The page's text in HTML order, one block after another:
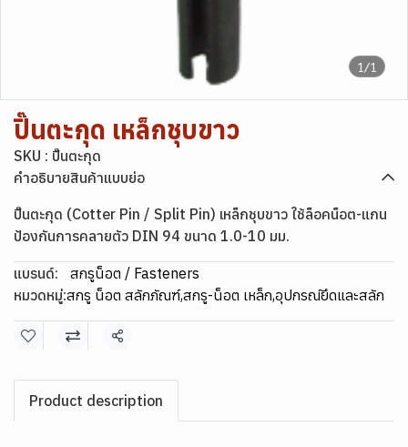
1/1
ปิ๊นตะกุด เหล็กชุบขาว
SKU : ปิ๊นตะกุด
คำอธิบายสินค้าแบบย่อ
ปิ๊นตะกุด (Cotter Pin / Split Pin) เหล็กชุบขาว ใช้ล็อคน็อต-แกน
ป้องกันการคลายตัว DIN 94 ขนาด 1.0-10 มม.
แบรนด์:
สกรูน็อต / Fasteners
หมวดหมู่:สกรู น็อต สลักภัณฑ์,สกรู-น็อต เหล็ก,อุปกรณ์ยึดและสลัก
แชร์
Product description